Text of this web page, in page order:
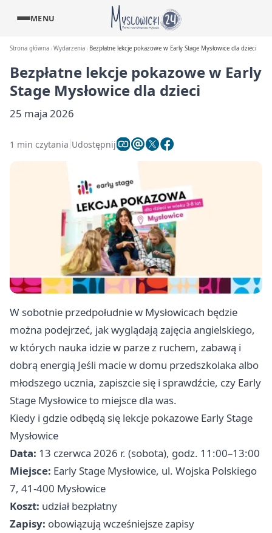
MENU
Strona główna Wydarzenia Bezpłatne lekcje pokazowe w Early Stage Mysłowice dla dzieci
Bezpłatne lekcje pokazowe w Early
Stage Mysłowice dla dzieci
25 maja 2026
1 min czytania Udostępnij
W sobotnie przedpołudnie w Mysłowicach będzie
można podejrzeć, jak wyglądają zajęcia angielskiego,
w których nauka idzie w parze z ruchem, zabawą i
dobrą energią Jeśli macie w domu przedszkolaka albo
młodszego ucznia, zapiszcie się i sprawdźcie, czy Early
Stage Mysłowice to miejsce dla was.
Kiedy i gdzie odbędą się lekcje pokazowe Early Stage
Mysłowice
Data: 13 czerwca 2026 r. (sobota), godz. 11:00–13:00
Miejsce: Early Stage Mysłowice, ul. Wojska Polskiego
7, 41-400 Mysłowice
Koszt: udział bezpłatny
Zapisy: obowiązują wcześniejsze zapisy